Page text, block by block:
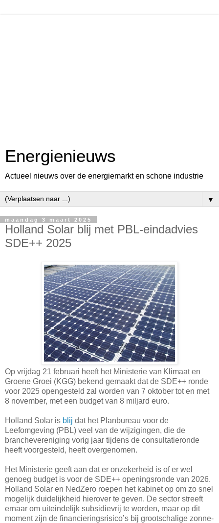
Energienieuws
Actueel nieuws over de energiemarkt en schone industrie
▼
maandag 3 maart 2025
Holland Solar blij met PBL-eindadvies
SDE++ 2025
Op vrijdag 21 februari heeft het Ministerie van Klimaat en
Groene Groei (KGG) bekend gemaakt dat de SDE++ ronde
voor 2025 opengesteld zal worden van 7 oktober tot en met
8 november, met een budget van 8 miljard euro.
Holland Solar is blij dat het Planbureau voor de
Leefomgeving (PBL) veel van de wijzigingen, die de
branchevereniging vorig jaar tijdens de consultatieronde
heeft voorgesteld, heeft overgenomen.
Het Ministerie geeft aan dat er onzekerheid is of er wel
genoeg budget is voor de SDE++ openingsronde van 2026.
Holland Solar en NedZero roepen het kabinet op om zo snel
mogelijk duidelijkheid hierover te geven. De sector streeft
ernaar om uiteindelijk subsidievrij te worden, maar op dit
moment zijn de financieringsrisico’s bij grootschalige zonne-